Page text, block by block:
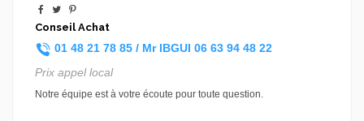
Conseil Achat
01 48 21 78 85 / Mr IBGUI 06 63 94 48 22
Prix appel local
Notre équipe est à votre écoute pour toute question.